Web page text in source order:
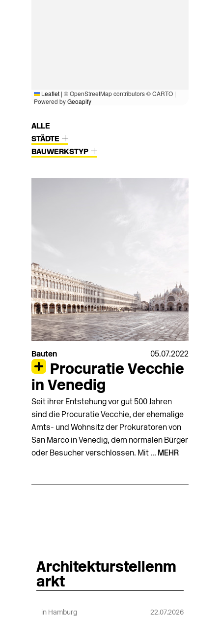
Leaflet | © OpenStreetMap contributors © CARTO |
Powered byGeoapify
ALLE
STÄDTE
BAUWERKSTYP
Bauten 05.07.2022
Procuratie Vecchie
in Venedig
Seit ihrer Entstehung vor gut 500 Jahren
sind die Procuratie Vecchie, der ehemalige
Amts- und Wohnsitz der Prokuratoren von
San Marco in Venedig, dem normalen Bürger
oder Besucher verschlossen. Mit ... MEHR
Architekturstellenm
arkt
in Hamburg 22.07.2026